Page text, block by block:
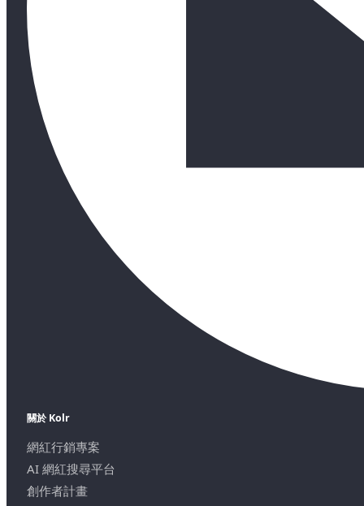
關於 Kolr
網紅行銷專案
AI 網紅搜尋平台
創作者計畫